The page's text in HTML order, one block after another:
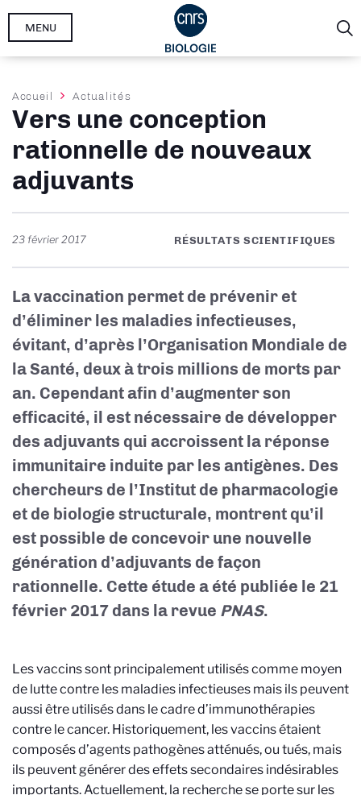
Aller
MENU
Fil
d'Ariane
Accueil Actualités
Vers une conception
rationnelle de nouveaux
adjuvants
23 février 2017 RÉSULTATS SCIENTIFIQUES
La vaccination permet de prévenir et
d’éliminer les maladies infectieuses,
évitant, d’après l’Organisation Mondiale de
la Santé, deux à trois millions de morts par
an. Cependant afin d’augmenter son
efficacité, il est nécessaire de développer
des adjuvants qui accroissent la réponse
immunitaire induite par les antigènes. Des
chercheurs de l’Institut de pharmacologie
et de biologie structurale, montrent qu’il
est possible de concevoir une nouvelle
génération d’adjuvants de façon
rationnelle. Cette étude a été publiée le 21
février 2017 dans la revue PNAS.
Les vaccins sont principalement utilisés comme moyen
de lutte contre les maladies infectieuses mais ils peuvent
aussi être utilisés dans le cadre d’immunothérapies
contre le cancer. Historiquement, les vaccins étaient
composés d’agents pathogènes atténués, ou tués, mais
ils peuvent générer des effets secondaires indésirables
importants. Actuellement, la recherche se porte sur les